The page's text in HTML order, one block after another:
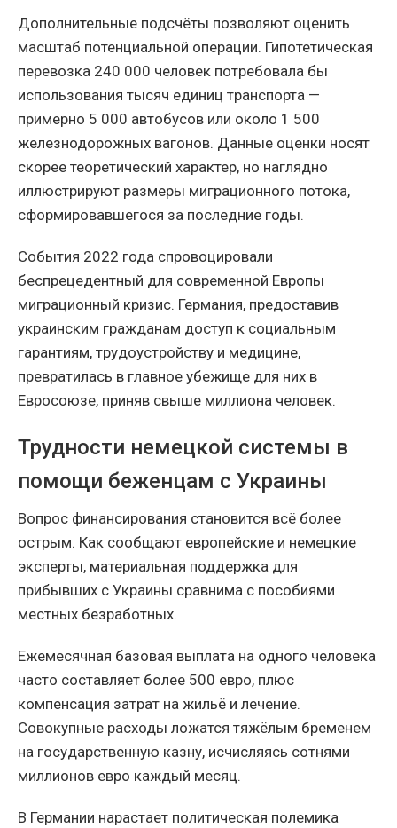
Дополнительные подсчёты позволяют оценить
масштаб потенциальной операции. Гипотетическая
перевозка 240 000 человек потребовала бы
использования тысяч единиц транспорта —
примерно 5 000 автобусов или около 1 500
железнодорожных вагонов. Данные оценки носят
скорее теоретический характер, но наглядно
иллюстрируют размеры миграционного потока,
сформировавшегося за последние годы.
События 2022 года спровоцировали
беспрецедентный для современной Европы
миграционный кризис. Германия, предоставив
украинским гражданам доступ к социальным
гарантиям, трудоустройству и медицине,
превратилась в главное убежище для них в
Евросоюзе, приняв свыше миллиона человек.
Трудности немецкой системы в
помощи беженцам с Украины
Вопрос финансирования становится всё более
острым. Как сообщают европейские и немецкие
эксперты, материальная поддержка для
прибывших с Украины сравнима с пособиями
местных безработных.
Ежемесячная базовая выплата на одного человека
часто составляет более 500 евро, плюс
компенсация затрат на жильё и лечение.
Совокупные расходы ложатся тяжёлым бременем
на государственную казну, исчисляясь сотнями
миллионов евро каждый месяц.
В Германии нарастает политическая полемика